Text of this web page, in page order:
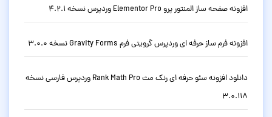
افزونه صفحه ساز المنتور پرو Elementor Pro وردپرس نسخه 4.2.1
افزونه فرم ساز حرفه ای وردپرس گرویتی فرم Gravity Forms نسخه 3.0.0
دانلود افزونه سئو حرفه ای رنک مث Rank Math Pro وردپرس فارسی نسخه
3.0.118